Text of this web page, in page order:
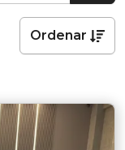
Ordenar